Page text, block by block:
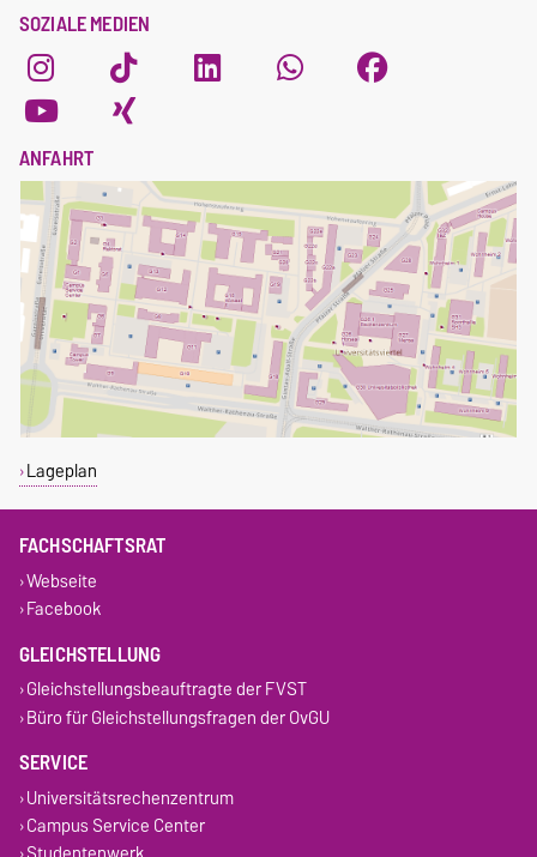
SOZIALE MEDIEN
ANFAHRT
Lageplan
FACHSCHAFTSRAT
Webseite
Facebook
GLEICHSTELLUNG
Gleichstellungsbeauftragte der FVST
Büro für Gleichstellungsfragen der OvGU
SERVICE
Universitätsrechenzentrum
Campus Service Center